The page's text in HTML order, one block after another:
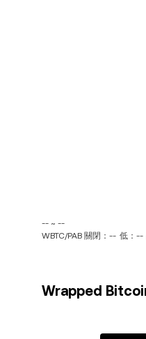
-- ~ --
WBTC/PAB 關閉：-- 低：--
Wrapped